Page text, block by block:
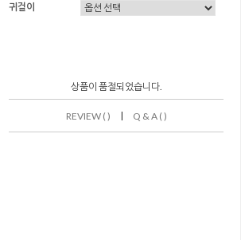
귀걸이
상품이 품절되었습니다.
REVIEW ( ) | Q & A ( )